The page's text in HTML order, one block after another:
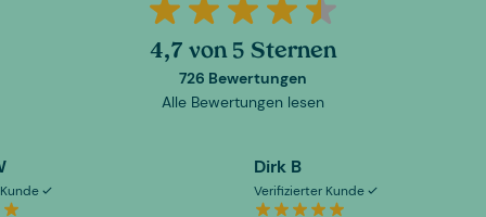
4,7 von 5 Sternen
726 Bewertungen
Alle Bewertungen lesen
Dirk B
Verifizierter Kunde